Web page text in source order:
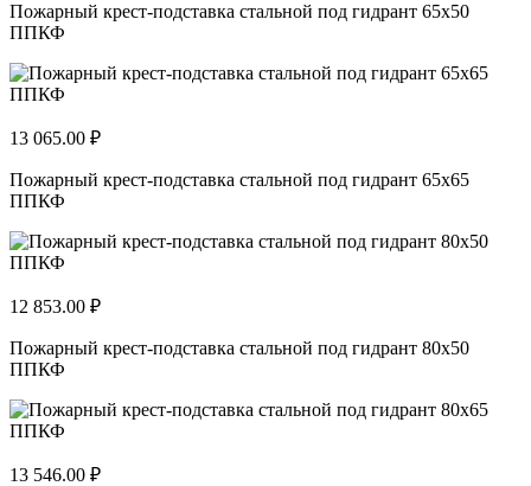
Пожарный крест-подставка стальной под гидрант 65х50
ППКФ
13 065.00 ₽
Пожарный крест-подставка стальной под гидрант 65х65
ППКФ
12 853.00 ₽
Пожарный крест-подставка стальной под гидрант 80х50
ППКФ
13 546.00 ₽